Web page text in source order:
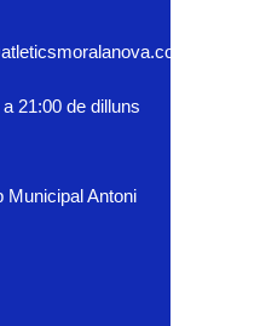
a 21:00 de dilluns
Municipal Antoni